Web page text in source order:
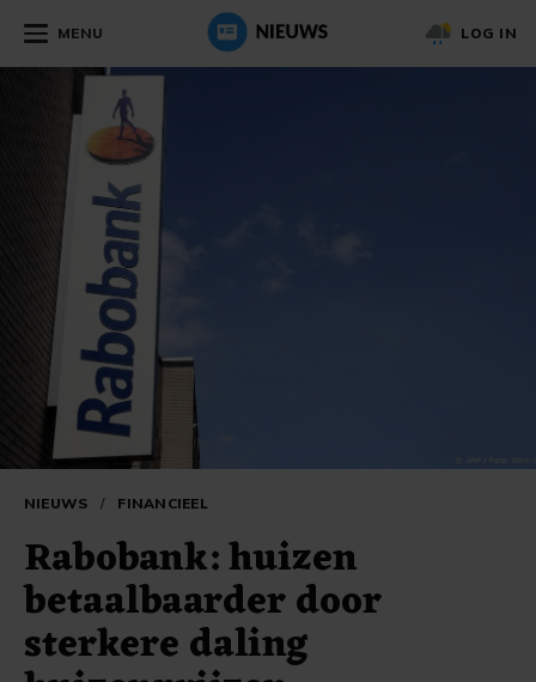
MENU LOG IN
NIEUWS / FINANCIEEL
Rabobank: huizen
betaalbaarder door
sterkere daling